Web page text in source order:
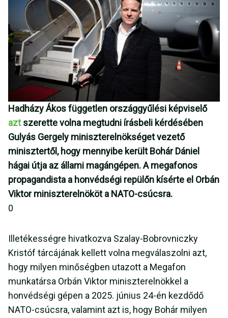
Hadházy Ákos független országgyűlési képviselő
aztszerette volna megtudni írásbeli kérdésében
Gulyás Gergely miniszterelnökséget vezető
minisztertől, hogy mennyibe került Bohár Dániel
hágai útja az állami magángépen. A megafonos
propagandista a honvédségi repülőn kísérte el Orbán
Viktor miniszterelnököt a NATO-csúcsra.
0
Illetékességre hivatkozva Szalay-Bobrovniczky
Kristóf tárcájának kellett volna megválaszolni azt,
hogy milyen minőségben utazott a Megafon
munkatársa Orbán Viktor miniszterelnökkel a
honvédségi gépen a 2025. június 24-én kezdődő
NATO-csúcsra, valamint azt is, hogy Bohár milyen